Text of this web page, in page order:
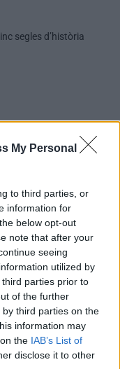
My Personal
to third parties, or
information for
below opt-out
note that after your
seeing
utilized by
parties prior to
of the further
third parties on the
information may
the IAB’s List of
disclose it to other
segles d’història